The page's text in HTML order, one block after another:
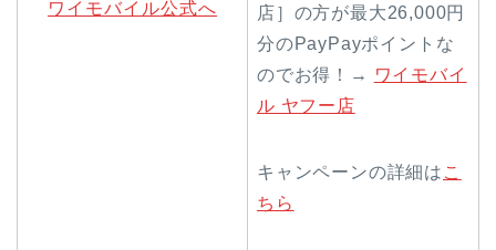
ワイモバイル公式へ
店］の方が最大26,000円
分のPayPayポイントな
のでお得！→
ワイモバイ
ル ヤフー店
キャンペーンの詳細は こ
ちら